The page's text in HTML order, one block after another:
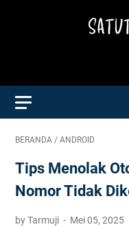
BERANDA / ANDROID
Tips Menolak
Nomor Tidak
by Tarmuji Mei 05, 2025